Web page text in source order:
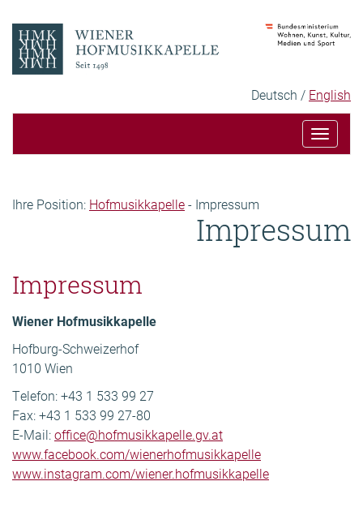
Inhalt
Hauptnavigation
Ausgewählte
Sprache:
Deutsch English
Toggle
Seitenpfad
Ihre Position: Hofmusikkapelle- Impressum
Impressum
Impressum
Wiener Hofmusikkapelle
Hofburg-Schweizerhof
1010 Wien
Telefon: +43 1 533 99 27
Fax: +43 1 533 99 27-80
E-Mail:office@hofmusikkapelle.gv.at
www.facebook.com/wienerhofmusikkapelle
www.instagram.com/wiener.hofmusikkapelle